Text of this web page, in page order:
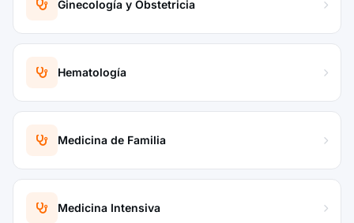
Ginecología y Obstetricia
Hematología
Medicina de Familia
Medicina Intensiva